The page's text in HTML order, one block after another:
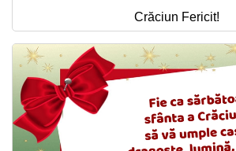
Crăciun Fericit!